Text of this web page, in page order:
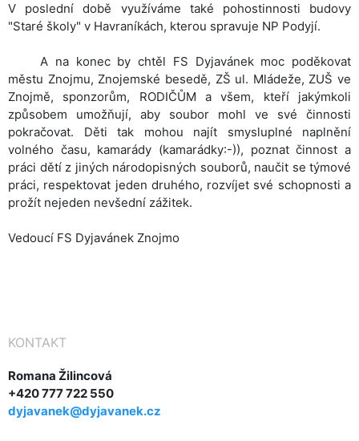
V poslední době využíváme také pohostinnosti budovy
"Staré školy" v Havraníkách, kterou spravuje NP Podyjí.
A na konec by chtěl FS Dyjavánek moc poděkovat
městu Znojmu, Znojemské besedě, ZŠ ul. Mládeže, ZUŠ ve
Znojmě, sponzorům, RODIČŮM a všem, kteří jakýmkoli
způsobem umožňují, aby soubor mohl ve své činnosti
pokračovat. Děti tak mohou najít smysluplné naplnění
volného času, kamarády (kamarádky:-)), poznat činnost a
práci dětí z jiných národopisných souborů, naučit se týmové
práci, respektovat jeden druhého, rozvíjet své schopnosti a
prožít nejeden nevšední zážitek.
Vedoucí FS Dyjavánek Znojmo
KONTAKT
Romana Žilincová
+420 777 722 550
dyjavanek@dyjavanek.cz